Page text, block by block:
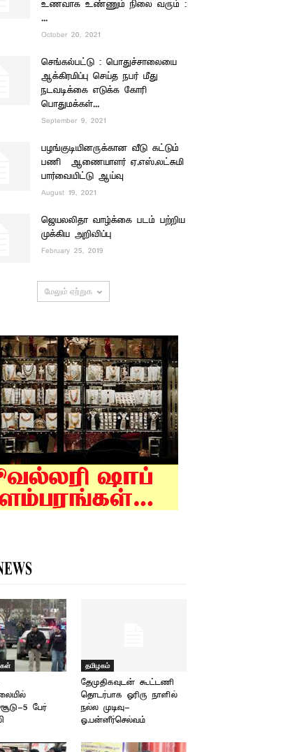
உணவாக உண்ணும் நிலை வரும் :
...
October 20, 2021
செங்கல்பட்டு : பொதுச்சாலையை
ஆக்கிரமிப்பு செய்த நபர் மீது
நடவடிக்கை எடுக்க கோரி
பொதுமக்கள்...
September 9, 2021
பழங்குடியினருக்கான வீடு கட்டும்
பணி – ஆணையாளர் ஏ.எஸ்.லட்சுமி
பார்வையிட்டு ஆய்வு
August 19, 2021
ஜெயலலிதா வாழ்க்கை படம் பற்றிய
முக்கிய அறிவிப்பு
February 25, 2019
மேலும் ஏற்றுக
5 பேர்
தமிழகம்
தேமுதிகவுடன் கூட்டணி
தொடர்பாக ஓரிரு நாளில்
நல்ல முடிவு-
ஓ.பன்னீர்செல்வம்